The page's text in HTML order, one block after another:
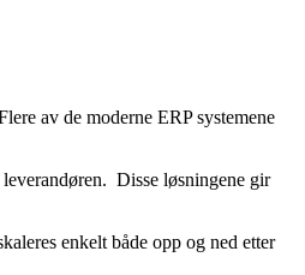
av de moderne ERP systemene
Disse løsningene gir
enkelt både opp og ned etter